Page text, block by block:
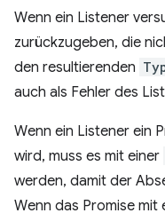
Wenn ein Listener
zurückzugeben, die
den resultierenden
auch als Fehler des
Wenn ein Listener ein
wird, muss es mit einer
werden, damit der
Wenn das Promise mit